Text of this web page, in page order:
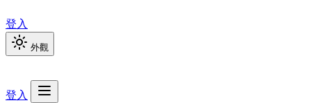
登入
外觀
登入